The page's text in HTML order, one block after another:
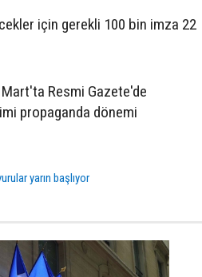
için gerekli 100 bin imza 22
Resmi Gazete'de
propaganda dönemi
yarın başlıyor